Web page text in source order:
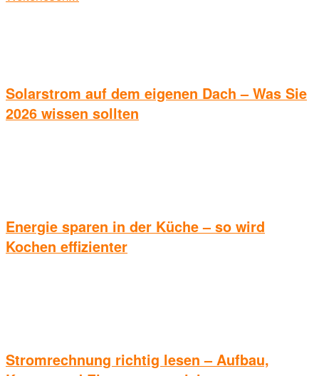
Solarstrom auf dem eigenen Dach – Was Sie
2026 wissen sollten
Energie sparen in der Küche – so wird
Kochen effizienter
Stromrechnung richtig lesen – Aufbau,